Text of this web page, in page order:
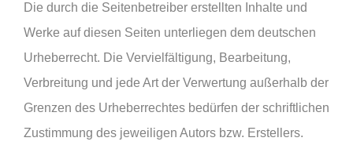
Die durch die Seitenbetreiber erstellten Inhalte und
Werke auf diesen Seiten unterliegen dem deutschen
Urheberrecht. Die Vervielfältigung, Bearbeitung,
Verbreitung und jede Art der Verwertung außerhalb der
Grenzen des Urheberrechtes bedürfen der schriftlichen
Zustimmung des jeweiligen Autors bzw. Erstellers.